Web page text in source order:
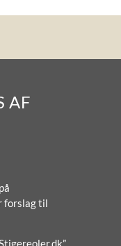
AF
forslag til